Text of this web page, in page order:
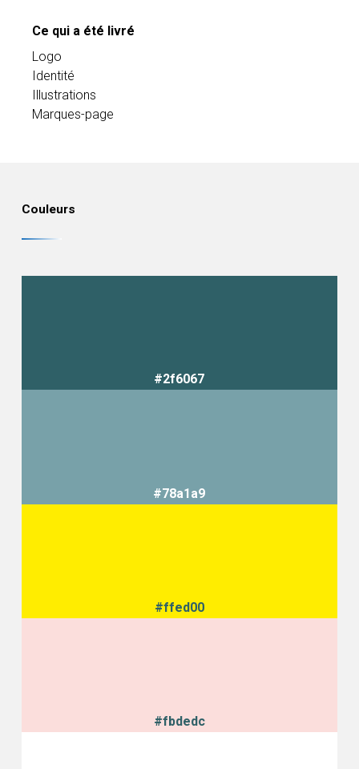
Ce qui a été livré
Logo
Identité
Illustrations
Marques-page
Couleurs
#2f6067
#78a1a9
#ffed00
#fbdedc